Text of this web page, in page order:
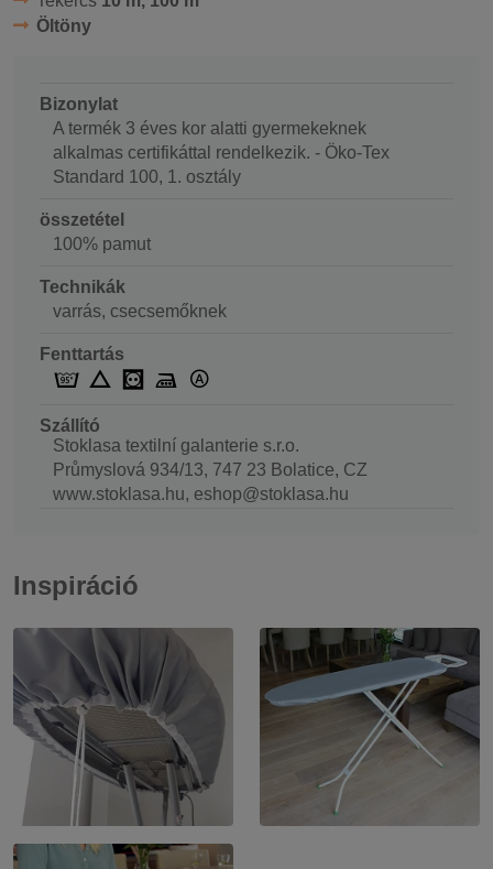
Öltöny
Bizonylat
A termék 3 éves kor alatti gyermekeknek
alkalmas certifikáttal rendelkezik. - Öko-Tex
Standard 100, 1. osztály
összetétel
100% pamut
Technikák
varrás, csecsemőknek
Fenttartás
Szállító
Stoklasa textilní galanterie s.r.o.
Průmyslová 934/13, 747 23 Bolatice, CZ
www.stoklasa.hu, eshop@stoklasa.hu
Inspiráció